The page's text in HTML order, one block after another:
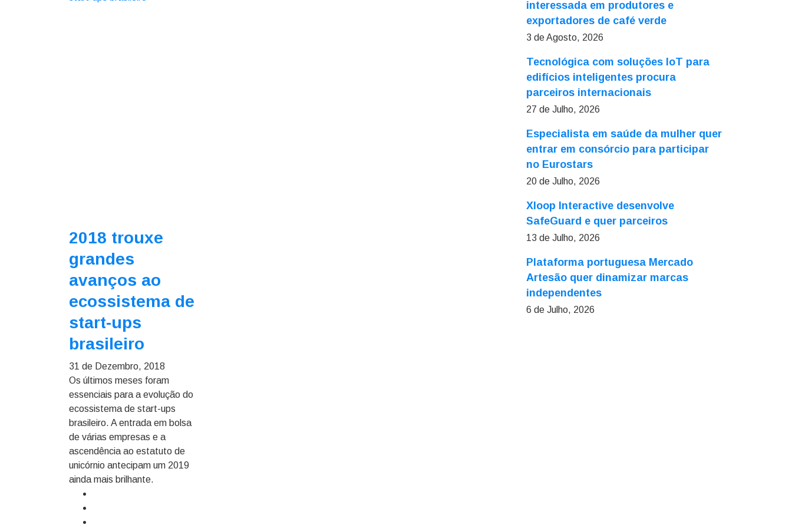
2018 trouxe
grandes
avanços ao
ecossistema de
start-ups
brasileiro
31 de Dezembro, 2018
Os últimos meses foram
essenciais para a evolução do
ecossistema de start-ups
brasileiro. A entrada em bolsa
de várias empresas e a
ascendência ao estatuto de
unicórnio antecipam um 2019
ainda mais brilhante.
interessada em produtores e
exportadores de café verde
3 de Agosto, 2026
Tecnológica com soluções IoT para
edifícios inteligentes procura
parceiros internacionais
27 de Julho, 2026
Especialista em saúde da mulher quer
entrar em consórcio para participar
no Eurostars
20 de Julho, 2026
Xloop Interactive desenvolve
SafeGuard e quer parceiros
13 de Julho, 2026
Plataforma portuguesa Mercado
Artesão quer dinamizar marcas
independentes
6 de Julho, 2026